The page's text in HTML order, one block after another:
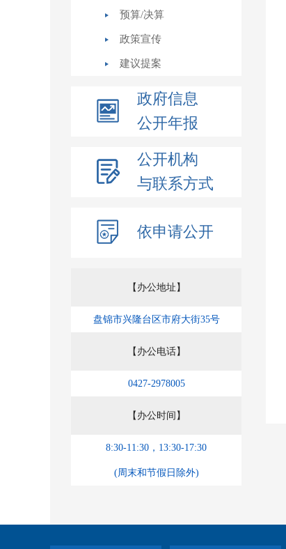
预算/决算
政策宣传
建议提案
政府信息
公开年报
公开机构
与联系方式
依申请公开
【办公地址】
盘锦市兴隆台区市府大街35号
【办公电话】
0427-2978005
【办公时间】
8:30-11:30，13:30-17:30
(周末和节假日除外)